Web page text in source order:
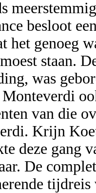
besloot
het genoeg
staan.
was
van die
Krijn
deze gang
De